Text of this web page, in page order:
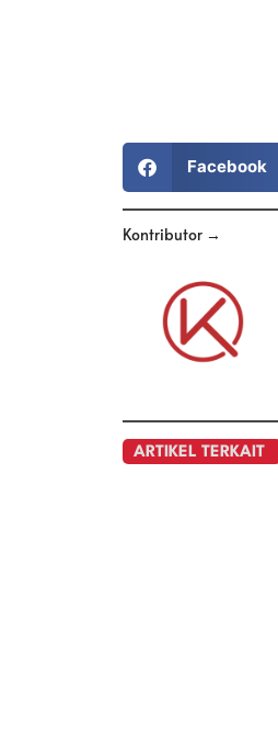
Facebook
Kontributor →
ARTIKEL TERKAIT